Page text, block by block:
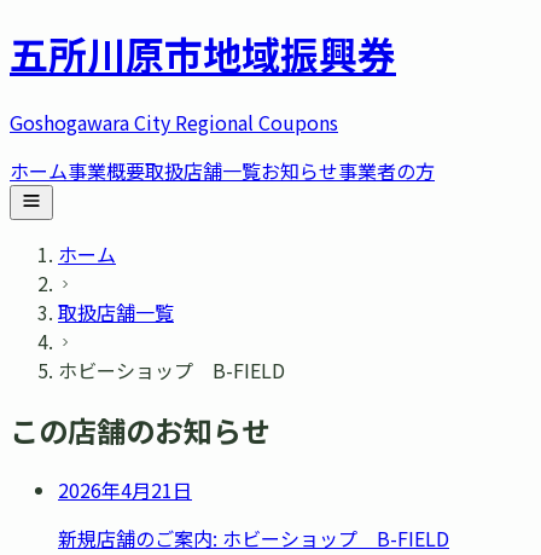
五所川原市地域振興券
Goshogawara City Regional Coupons
ホーム事業概要取扱店舗一覧お知らせ事業者の方
ホーム
取扱店舗一覧
ホビーショップ B-FIELD
この店舗のお知らせ
2026年4月21日
新規店舗のご案内: ホビーショップ B-FIELD